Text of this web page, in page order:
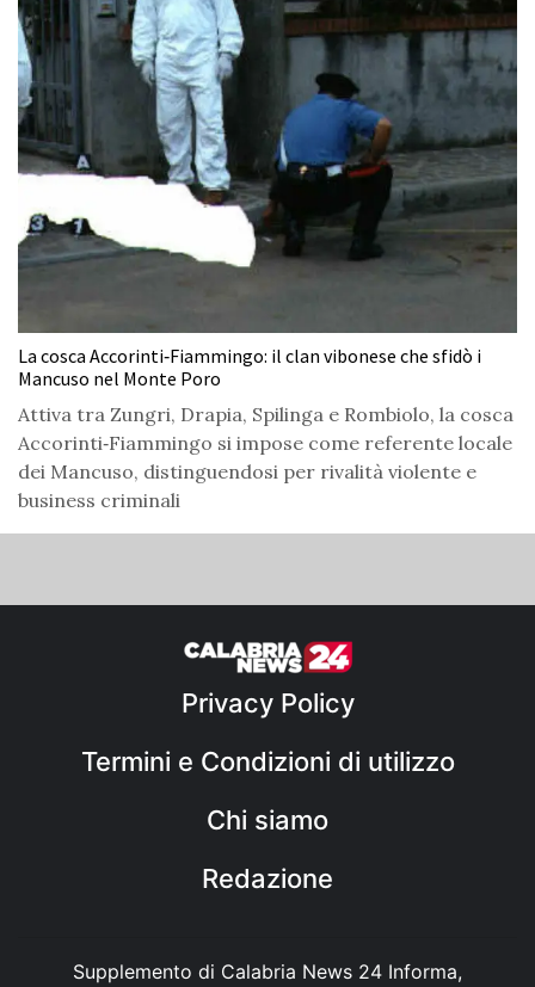
La cosca Accorinti‑Fiammingo: il clan vibonese che sfidò i
Mancuso nel Monte Poro
Attiva tra Zungri, Drapia, Spilinga e Rombiolo, la cosca
Accorinti‑Fiammingo si impose come referente locale
dei Mancuso, distinguendosi per rivalità violente e
business criminali
Privacy Policy
Termini e Condizioni di utilizzo
Chi siamo
Redazione
Supplemento di Calabria News 24 Informa,